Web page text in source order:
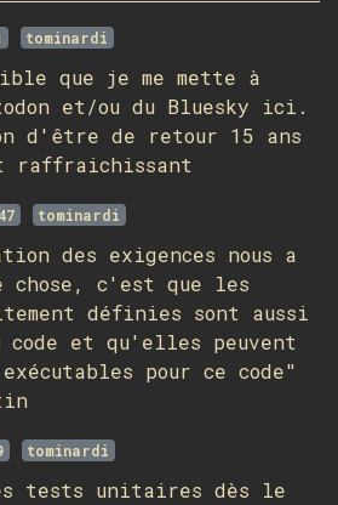
tominardi
que je me mette à
et/ou du Bluesky ici.
d'être de retour 15 ans
raffraichissant
tominardi
des exigences nous a
chose, c'est que les
définies sont aussi
code et qu'elles peuvent
pour ce code"
tominardi
tests unitaires dès le